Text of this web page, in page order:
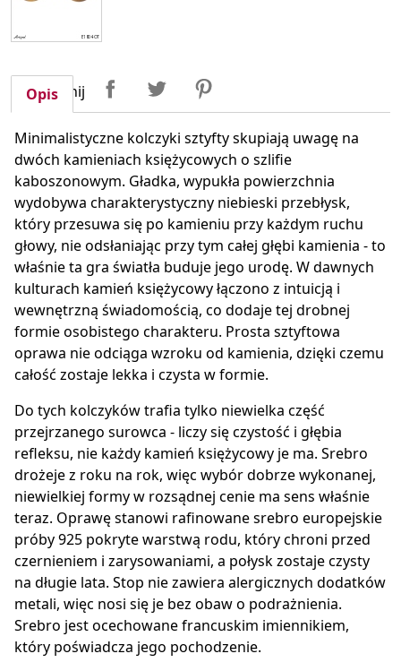
Udostępnij UdostępnijTweetuj
Opis
Minimalistyczne kolczyki sztyfty skupiają uwagę na
dwóch kamieniach księżycowych o szlifie
kaboszonowym. Gładka, wypukła powierzchnia
wydobywa charakterystyczny niebieski przebłysk,
który przesuwa się po kamieniu przy każdym ruchu
głowy, nie odsłaniając przy tym całej głębi kamienia - to
właśnie ta gra światła buduje jego urodę. W dawnych
kulturach kamień księżycowy łączono z intuicją i
wewnętrzną świadomością, co dodaje tej drobnej
formie osobistego charakteru. Prosta sztyftowa
oprawa nie odciąga wzroku od kamienia, dzięki czemu
całość zostaje lekka i czysta w formie.
Do tych kolczyków trafia tylko niewielka część
przejrzanego surowca - liczy się czystość i głębia
refleksu, nie każdy kamień księżycowy je ma. Srebro
drożeje z roku na rok, więc wybór dobrze wykonanej,
niewielkiej formy w rozsądnej cenie ma sens właśnie
teraz. Oprawę stanowi rafinowane srebro europejskie
próby 925 pokryte warstwą rodu, który chroni przed
czernieniem i zarysowaniami, a połysk zostaje czysty
na długie lata. Stop nie zawiera alergicznych dodatków
metali, więc nosi się je bez obaw o podrażnienia.
Srebro jest ocechowane francuskim imiennikiem,
który poświadcza jego pochodzenie.